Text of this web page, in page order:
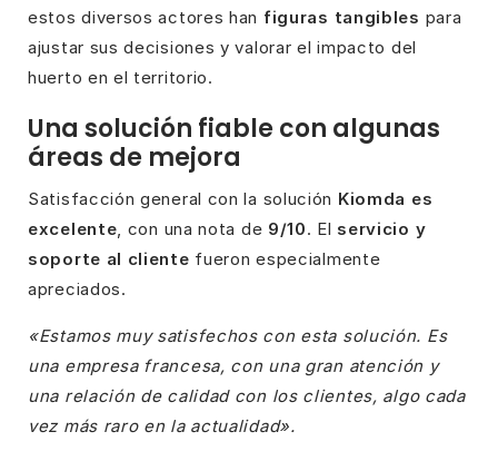
estos diversos actores han figuras tangibles para
ajustar sus decisiones y valorar el impacto del
huerto en el territorio.
Una solución fiable con algunas
áreas de mejora
Satisfacción general con la solución Kiomda es
excelente, con una nota de 9/10. El servicio y
soporte al cliente fueron especialmente
apreciados.
«Estamos muy satisfechos con esta solución. Es
una empresa francesa, con una gran atención y
una relación de calidad con los clientes, algo cada
vez más raro en la actualidad».